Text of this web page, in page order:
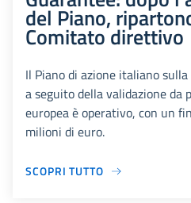
del Piano,
Comitato direttivo
Il Piano di azione italiano
a seguito della validazione da
europea è operativo, con un
milioni di euro.
SCOPRI TUTTO